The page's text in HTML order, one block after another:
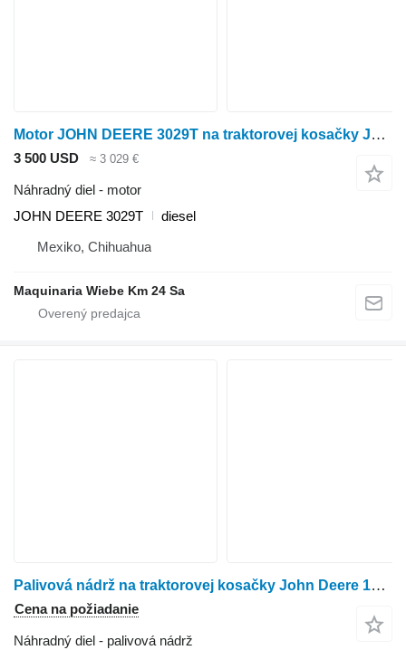
Motor JOHN DEERE 3029T na traktorovej kosačky John Deere 240
3 500 USD ≈ 3 029 €
Náhradný diel - motor
JOHN DEERE 3029T
diesel
Mexiko, Chihuahua
Maquinaria Wiebe Km 24 Sa
Palivová nádrž na traktorovej kosačky John Deere 1585
Cena na požiadanie
Náhradný diel - palivová nádrž